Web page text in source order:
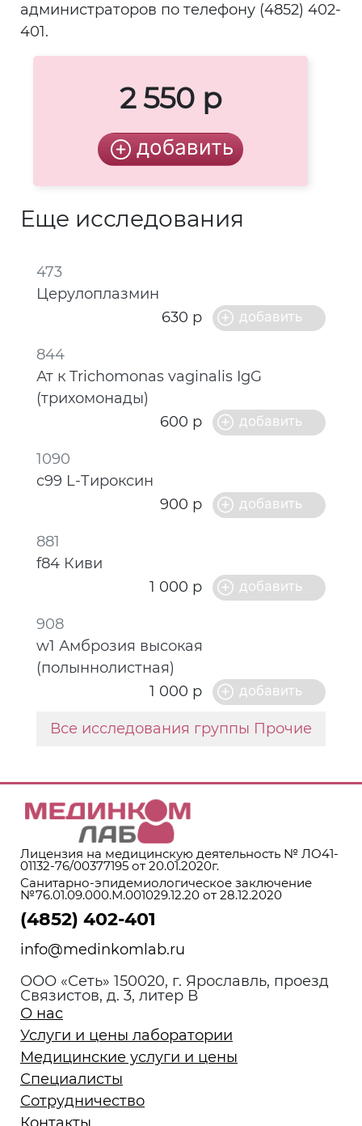
администраторов по телефону (4852) 402-
401.
2 550 р
Еще исследования
473
Церулоплазмин
630 р
844
Ат к Trichomonas vaginalis IgG
(трихомонады)
600 р
1090
c99 L-Тироксин
900 р
881
f84 Киви
1 000 р
908
w1 Амброзия высокая
(полыннолистная)
1 000 р
Все исследования группы Прочие
Лицензия на медицинскую деятельность № ЛО41-
01132-76/00377195 от 20.01.2020г.
Санитарно-эпидемиологическое заключение
№76.01.09.000.М.001029.12.20 от 28.12.2020
(4852) 402-401
info@medinkomlab.ru
ООО «Сеть» 150020, г. Ярославль, проезд
Связистов, д. 3, литер В
О нас
Услуги и цены лаборатории
Медицинские услуги и цены
Специалисты
Сотрудничество